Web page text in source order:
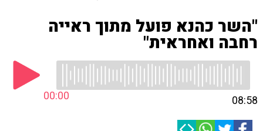
"השר כהנא פועל מתוך ראייה
רחבה ואחראית"
00:00 08:58